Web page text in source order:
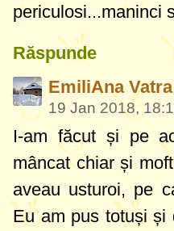
periculosi...maninci
Răspunde
EmiliAna Vatra
19 Jan 2018,
I-am făcut și pe
mâncat chiar și
aveau usturoi, pe
Eu am pus totuși și